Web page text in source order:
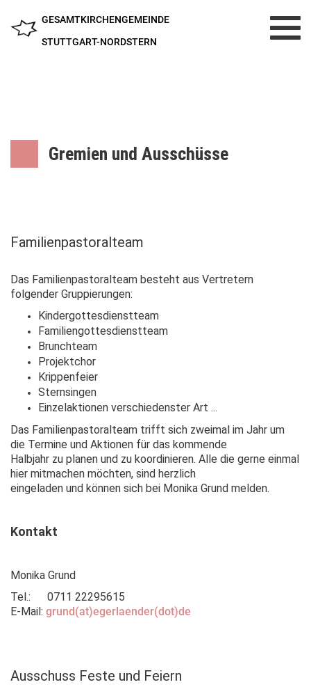
GESAMTKIRCHENGEMEINDE
STUTTGART-NORDSTERN
Gremien und Ausschüsse
Familienpastoralteam
Das Familienpastoralteam besteht aus Vertretern
folgender Gruppierungen:
Kindergottesdienstteam
Familiengottesdienstteam
Brunchteam
Projektchor
Krippenfeier
Sternsingen
Einzelaktionen verschiedenster Art ...
Das Familienpastoralteam trifft sich zweimal im Jahr um
die Termine und Aktionen für das kommende
Halbjahr zu planen und zu koordinieren. Alle die gerne einmal
hier mitmachen möchten, sind herzlich
eingeladen und können sich bei Monika Grund melden.
Kontakt
Monika Grund
Tel.: 0711 22295615
E-Mail: grund(at)egerlaender(dot)de
Ausschuss Feste und Feiern